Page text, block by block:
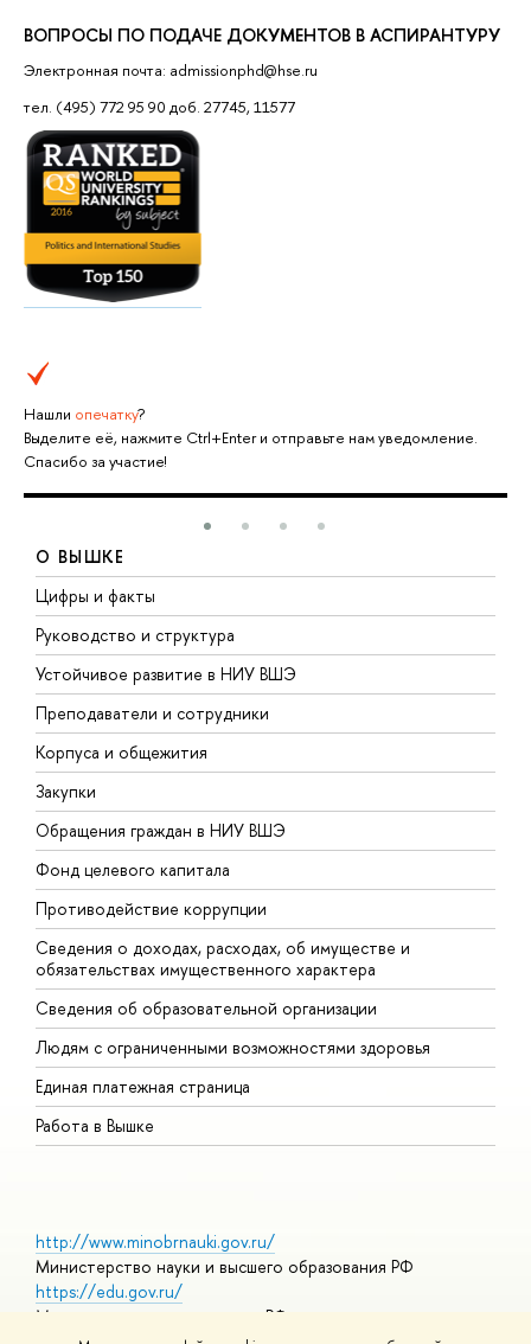
ВОПРОСЫ ПО ПОДАЧЕ ДОКУМЕНТОВ В АСПИРАНТУРУ
Электронная почта: admissionphd@hse.ru
тел. (495) 772 95 90 доб. 27745, 11577
Нашли опечатку?
Выделите её, нажмите Ctrl+Enter и отправьте нам уведомление.
Спасибо за участие!
О ВЫШКЕ
Цифры и факты
Руководство и структура
Устойчивое развитие в НИУ ВШЭ
Преподаватели и сотрудники
Корпуса и общежития
Закупки
Обращения граждан в НИУ ВШЭ
Фонд целевого капитала
Противодействие коррупции
Сведения о доходах, расходах, об имуществе и
обязательствах имущественного характера
Сведения об образовательной организации
Людям с ограниченными возможностями здоровья
Единая платежная страница
Работа в Вышке
http://www.minobrnauki.gov.ru/
Министерство науки и высшего образования РФ
https://edu.gov.ru/
Министерство просвещения РФ